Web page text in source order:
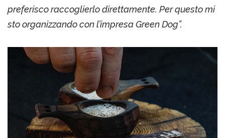
preferisco raccoglierlo direttamente. Per questo mi
sto organizzando con l’impresa Green Dog”.